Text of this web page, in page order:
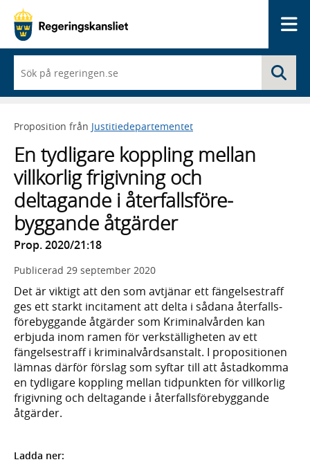
du
börjar
skriva
framträder
lista
med
sökförslag
Proposition från Justitiedepartementet
En tydligare koppling mellan
villkorlig frigivning och
deltagande i återfalls­före­
byggande åtgärder
Prop. 2020/21:18
Publicerad 29 september 2020
Det är viktigt att den som avtjänar ett fängelse­straff
ges ett starkt incita­ment att delta i sådana återfalls­
före­byggande åtgärder som Kriminal­vården kan
erbjuda inom ramen för verk­ställig­heten av ett
fängelse­straff i kriminal­vårds­anstalt. I proposi­tionen
lämnas därför förslag som syftar till att åstad­komma
en tydligare kopp­ling mellan tid­punkten för vill­korlig
frigivning och deltagande i återfalls­före­byggande
åtgärder.
Ladda ner: